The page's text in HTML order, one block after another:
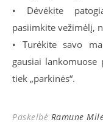
• Dėvėkite
pasiimkite vežimėlį,
• Turėkite savo
gausiai
tiek „parkinės“.
Paskelbė Ramune